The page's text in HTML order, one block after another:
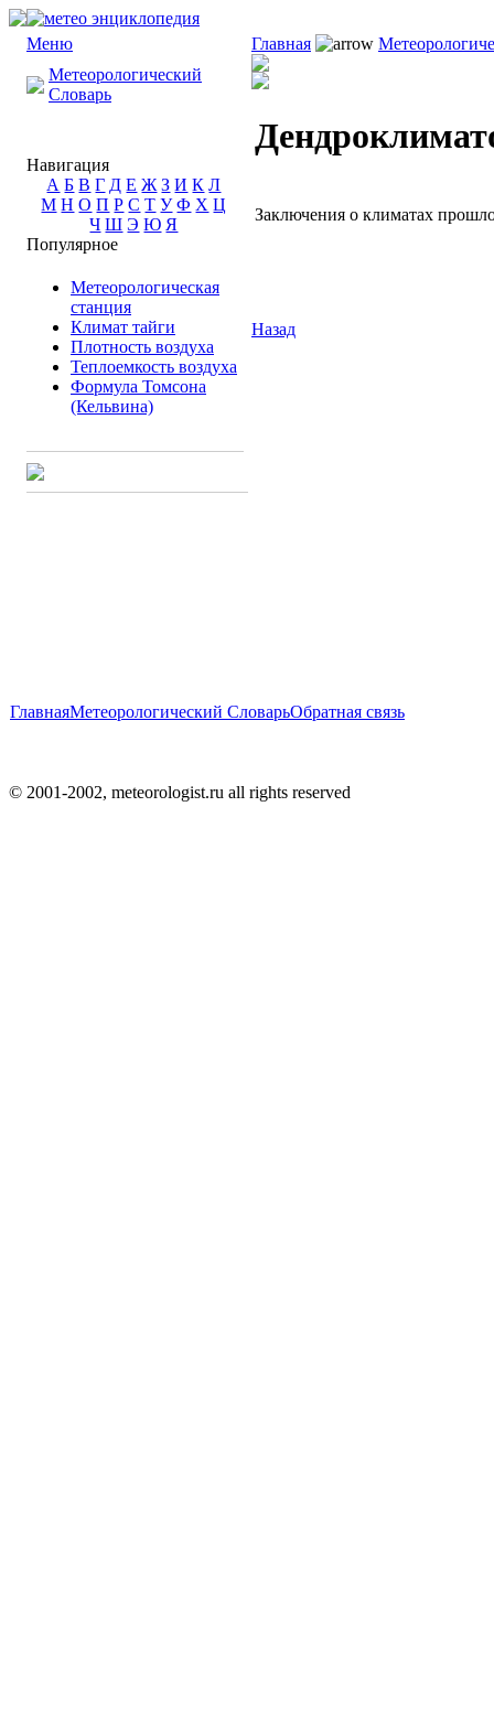
Меню
Метеорологический
Словарь
Навигация
А Б В Г Д Е Ж З И К Л
М Н О П Р С Т У Ф Х Ц
Ч Ш Э Ю Я
Популярное
Метеорологическая
станция
Климат тайги
Плотность воздуха
Теплоемкость воздуха
Формула Томсона
(Кельвина)
Главная
Заключения о климатах
Назад
ГлавнаяМетеорологический СловарьОбратная связь
© 2001-2002, meteorologist.ru all rights reserved